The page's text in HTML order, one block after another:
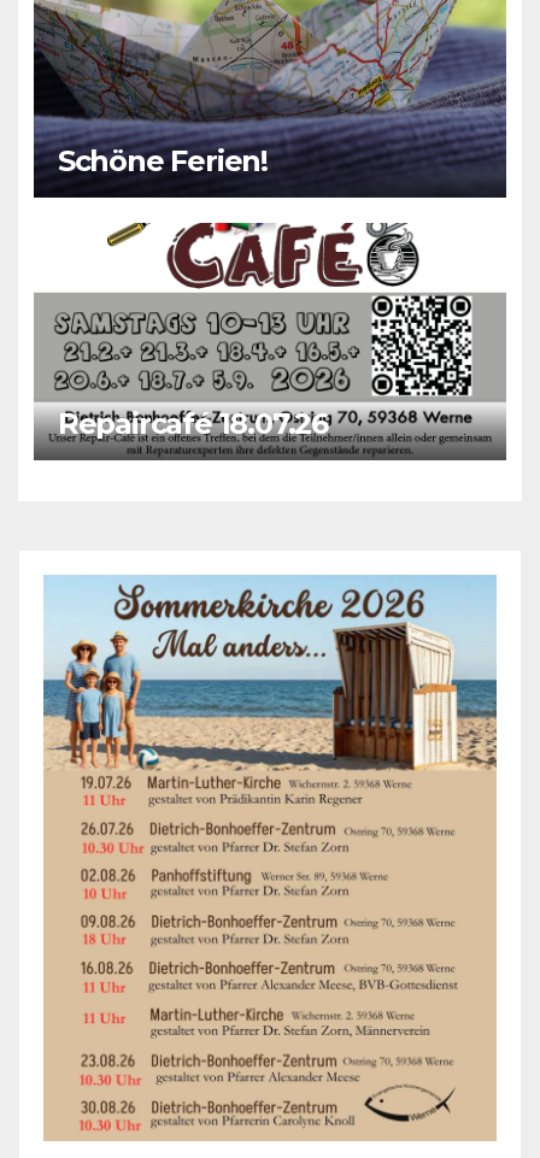
Schöne Ferien!
Repaircafé 18.07.26